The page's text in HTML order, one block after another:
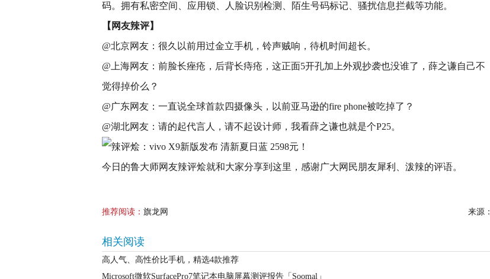
码。拥有私密空间、应用锁、人脸识别检测、陌生号码标记、骚扰信息拦截等功能。
【网友辣评】
@北京网友：很久以前用过金立手机，铃声贼响，待机时间超长。
@上海网友：前脸长痤疮，后背长痔疮，这正面5开孔加上外观抄袭也没谁了，薛之谦自己不
觉得掉价么？
@广东网友：一直说全球首款四摄像头，以前亚马逊的fire phone被吃掉了？
@湖北网友：请的起代言人，请不起设计师，我看薛之谦也就是个P25。
今日的鲁大师网友辣评烩就和大家分享到这里，感谢广大网民朋友犀利、泼辣的评语。
推荐阅读： 旗龙网 来源：
相关阅读
高人气、高性价比手机，精选4款推荐
Microsoft微软SurfacePro7笔记本电脑屏幕测评报告「Soomal」